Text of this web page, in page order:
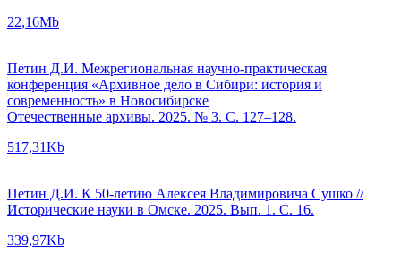
22,16Mb
Петин Д.И. Межрегиональная научно-практическая
конференция «Архивное дело в Сибири: история и
современность» в Новосибирске
Отечественные архивы. 2025. № 3. С. 127–128.
517,31Kb
Петин Д.И. К 50-летию Алексея Владимировича Сушко //
Исторические науки в Омске. 2025. Вып. 1. С. 16.
339,97Kb